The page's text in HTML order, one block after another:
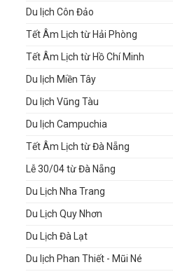
Du lịch Côn Đảo
Tết Âm Lịch từ Hải Phòng
Tết Âm Lịch từ Hồ Chí Minh
Du lịch Miền Tây
Du lịch Vũng Tàu
Du lịch Campuchia
Tết Âm Lịch từ Đà Nẵng
Lễ 30/04 từ Đà Nẵng
Du Lịch Nha Trang
Du Lịch Quy Nhơn
Du Lịch Đà Lạt
Du lịch Phan Thiết - Mũi Né